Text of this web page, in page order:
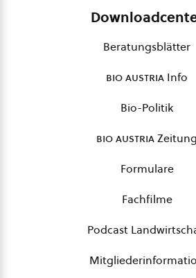
Beratungsblätter
bio austria Info
Bio-Politik
bio austriaZeitung
Formulare
Fachfilme
Podcast